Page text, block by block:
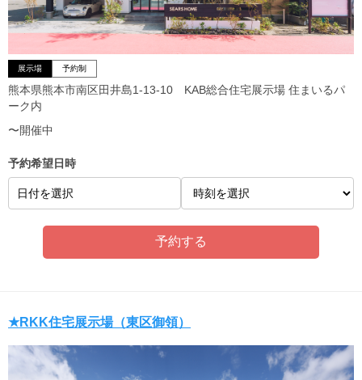
展示場 予約制
熊本県熊本市南区田井島1-13-10 KAB総合住宅展示場 住まいるパ
ーク内
〜開催中
予約希望日時
日付を選択
★RKK住宅展示場（東区御領）